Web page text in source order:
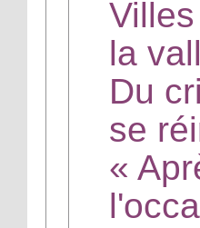
la
Du
se
«